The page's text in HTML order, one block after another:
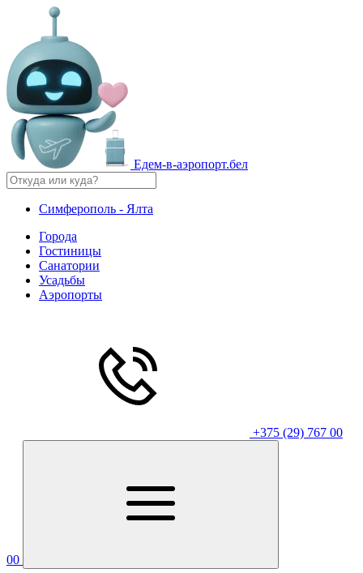
Едем-в-аэропорт.бел
Симферополь - Ялта
Города
Гостиницы
Санатории
Усадьбы
Аэропорты
+375 (29) 767 00
00